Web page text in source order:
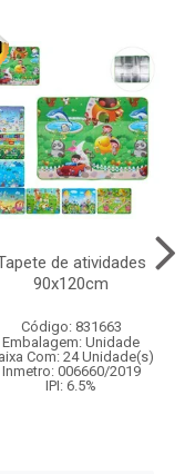
de atividades
90x120cm
Código: 831663
Embalagem: Unidade
Com: 24 Unidade(s)
Inmetro: 006660/2019
IPI: 6.5%